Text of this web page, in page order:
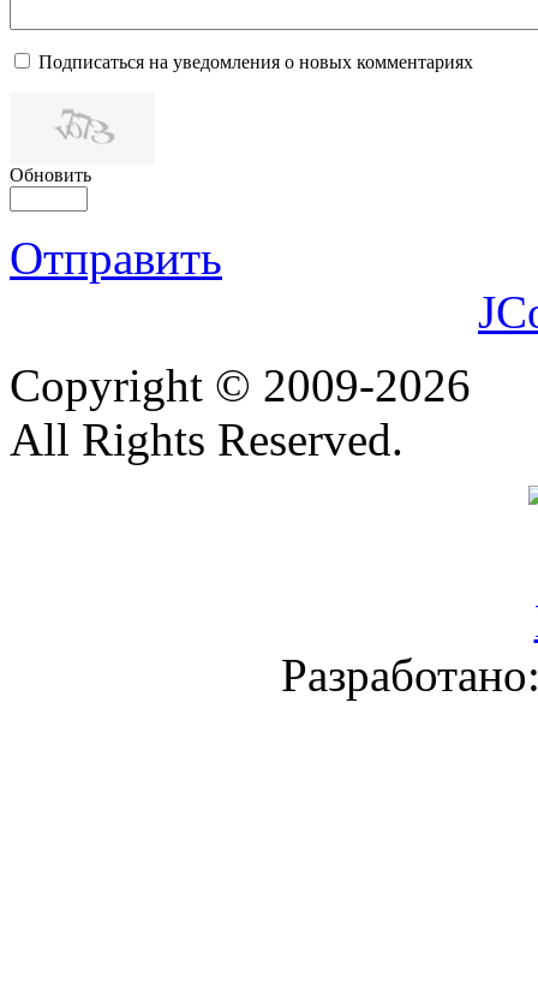
Подписаться на уведомления о новых комментариях
Обновить
Отправить
Copyright © 2009-2026
All Rights Reserved.